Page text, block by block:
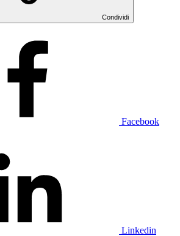
Condividi
Facebook
Linkedin